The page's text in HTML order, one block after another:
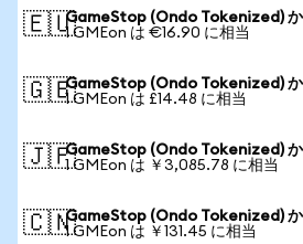
🇪🇺GameStop (Ondo Tokenized) か
1 GMEon は €16.90 に相当
🇬🇧GameStop (Ondo Tokenized) か
1 GMEon は £14.48 に相当
🇯🇵GameStop (Ondo Tokenized) か
1 GMEon は ￥3,085.78 に相当
🇨🇳GameStop (Ondo Tokenized) か
1 GMEon は ￥131.45 に相当